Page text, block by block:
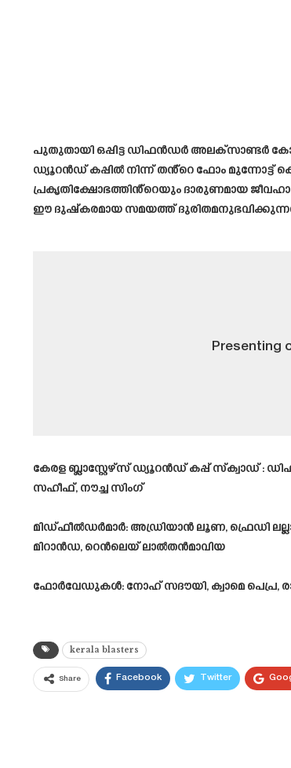
പുതുതായി ഒപ്പിട്ട ഡിഫൻഡർ അലക്‌സാണ്ടർ
ഡ്യൂറൻഡ് കപ്പിൽ നിന്ന് തൻ്റെ ഫോം
പ്രകൃതിക്ഷോഭത്തിൻ്റെയും ദാരുണമായ
ഈ ദുഷ്‌കരമായ സമയത്ത്
Presenting
കേരള ബ്ലാസ്റ്റേഴ്‌സ് ഡ്യൂറൻഡ് കപ്പ് സ്ക്വാഡ് :
സഹീഫ്, നൗച്ച സിംഗ്
മിഡ്ഫീൽഡർമാർ: അഡ്രിയാൻ ലൂണ, ഫ്രെഡി
മിറാൻഡ, റെൻലെയ് ലാൽതൻമാവിയ
ഫോർവേഡുകൾ: നോഹ് സദൗയി, ക്വാമെ
kerala blasters
Share Facebook Twitter